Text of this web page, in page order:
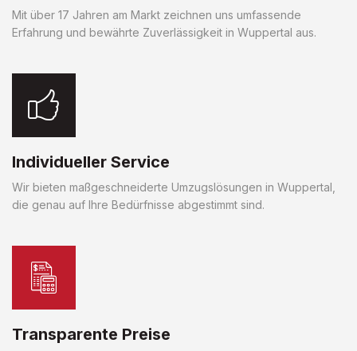
Mit über 17 Jahren am Markt zeichnen uns umfassende
Erfahrung und bewährte Zuverlässigkeit in Wuppertal aus.
Individueller Service
Wir bieten maßgeschneiderte Umzugslösungen in Wuppertal,
die genau auf Ihre Bedürfnisse abgestimmt sind.
Transparente Preise